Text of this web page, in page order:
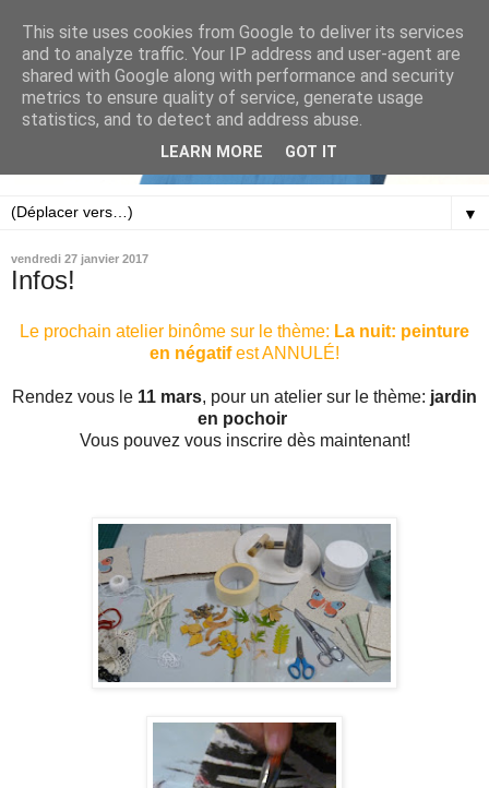
▼
vendredi 27 janvier 2017
Infos!
Le prochain atelier binôme sur le thème: La nuit: peinture
en négatifest ANNULÉ!
Rendez vous le 11 mars, pour un atelier sur le thème: jardin
en pochoir
Vous pouvez vous inscrire dès maintenant!
This site uses cookies from Google to deliver its services
and to analyze traffic. Your IP address and user-agent are
shared with Google along with performance and security
metrics to ensure quality of service, generate usage
statistics, and to detect and address abuse.
LEARN MORE GOT IT